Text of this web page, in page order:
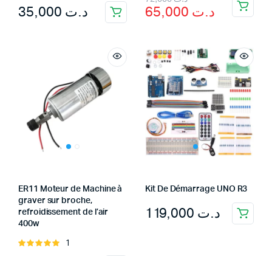
of 5
د.ت
price
د.ت 72,000.
د.ت
price
د.ت 65,000.
ER11 Moteur de Machine à
graver sur broche,
refroidissement de l’air
400w
Rated
1
Kit De Démarrage UNO R3
د.ت